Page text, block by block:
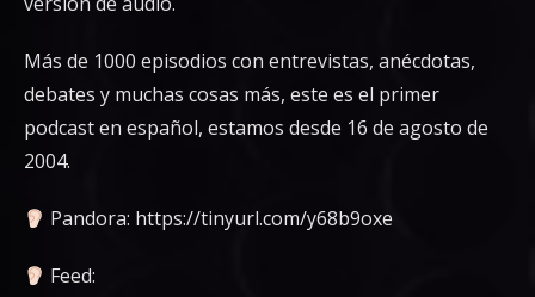
Más de 1000 episodios con entrevistas, anécdotas,
debates y muchas cosas más, este es el primer
podcast en español, estamos desde 16 de agosto de
2004.
Pandora: https://tinyurl.com/y68b9oxe
Feed: